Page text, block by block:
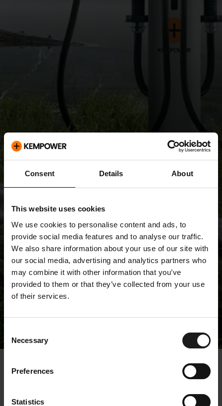
Consent Details About
This website uses cookies
We use cookies to personalise content and ads, to
provide social media features and to analyse our traffic.
We also share information about your use of our site with
our social media, advertising and analytics partners who
may combine it with other information that you’ve
provided to them or that they’ve collected from your use
of their services.
Selection
Necessary
Preferences
Statistics
Tiedotteet
« Tiedotteet
Kempower Oyj omien